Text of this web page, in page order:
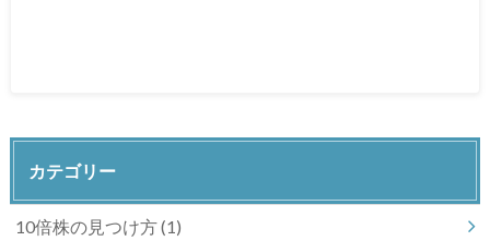
カテゴリー
10倍株の見つけ方(1)